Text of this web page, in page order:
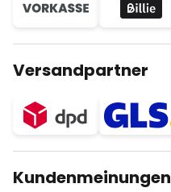
Versandpartner
Kundenmeinungen